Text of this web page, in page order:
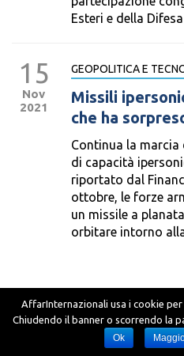
Esteri e della
15
Nov
2021
GEOPOLITICA E
Missili
che ha
Continua la marcia
di capacità
riportato dal
ottobre, le forze
un missile a
orbitare intorno
AffarInternazionali usa i cookie
Chiudendo il banner o scorrendo la
Ok